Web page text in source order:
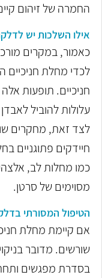
החמרה של זיהום
אילו השלכות יש
כאמור, במקרים
לכדי מחלת חניכיים
חניכיים. תופעות
עלולות להוביל
לצד זאת, מחקרים
חיידקים פתוגניים
כמו מחלות לב,
מסוימים של סרטן.
הטיפול המסורתי
אם קיימת מחלת
שורשים. מדובר
בסדרת מפגשים